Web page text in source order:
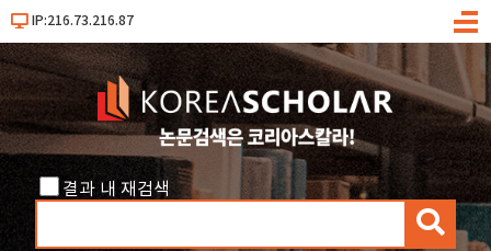
IP:216.73.216.87
메
결과 내 재검색
검